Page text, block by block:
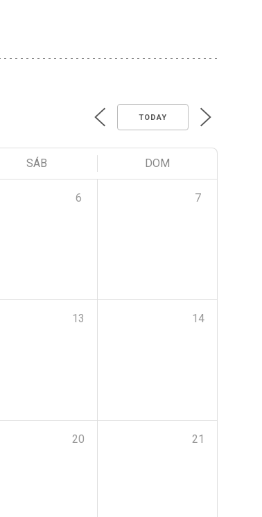
TODAY
SÁB DOM
6 7
13 14
20 21